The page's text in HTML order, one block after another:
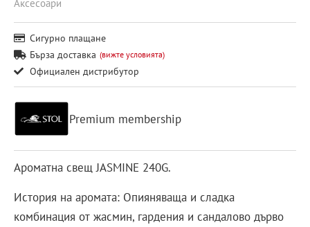
Сигурно плащане
Бърза доставка (вижте условията)
Официален дистрибутор
Premium membership
Ароматна свещ JASMINE 240G.
История на аромата: Опияняваща и сладка
комбинация от жасмин, гардения и сандалово дърво